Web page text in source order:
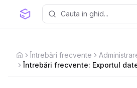
HomeÎntrebări frecvente
Întrebări frecvente: Exportul